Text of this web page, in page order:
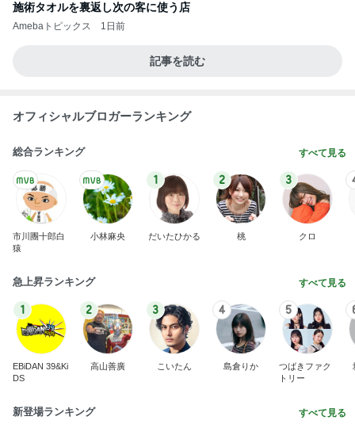
施術タオルを裏返し次の客に使う店
Amebaトピックス 1日前
記事を読む
オフィシャルブロガーランキング
総合ランキング すべて見る
市川團十郎白
猿
小林麻央
1
だいたひかる
2
桃
3
クロ
急上昇ランキング すべて見る
1
EBiDAN 39&Ki
DS
2
高山善廣
3
こいたん
4
島倉りか
5
つばきファク
トリー
新登場ランキング すべて見る